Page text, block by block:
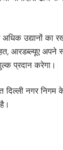
उद्यानों का
आरडब्ल्यूए अपने
प्रदान करेगा।
नगर निगम